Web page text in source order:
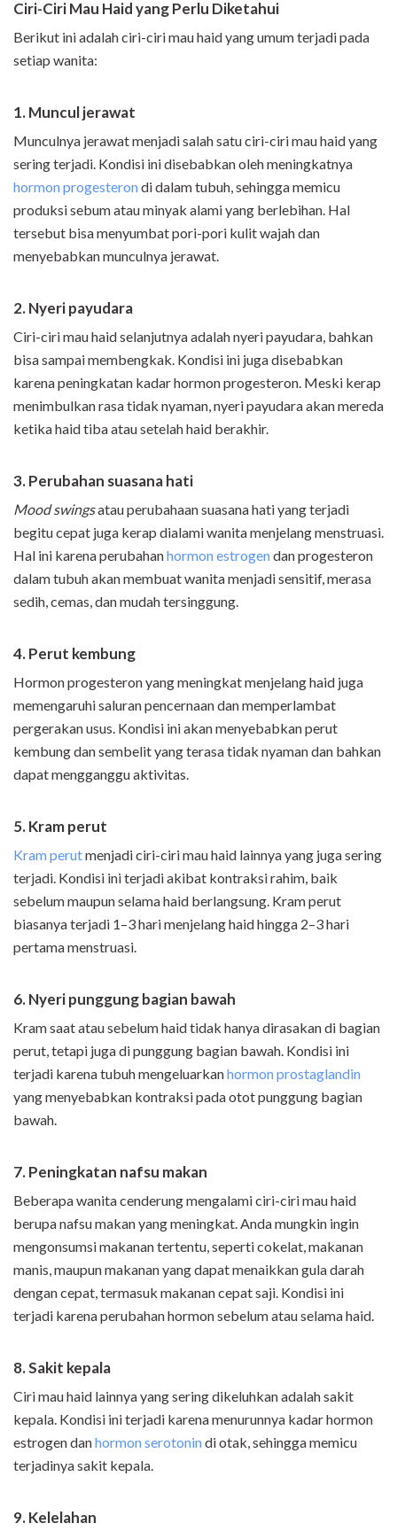
Ciri-Ciri Mau Haid yang Perlu Diketahui
Berikut ini adalah ciri-ciri mau haid yang umum terjadi pada
setiap wanita:
1. Muncul jerawat
Munculnya jerawat menjadi salah satu ciri-ciri mau haid yang
sering terjadi. Kondisi ini disebabkan oleh meningkatnya
hormon progesterondi dalam tubuh, sehingga memicu
produksi sebum atau minyak alami yang berlebihan. Hal
tersebut bisa menyumbat pori-pori kulit wajah dan
menyebabkan munculnya jerawat.
2. Nyeri payudara
Ciri-ciri mau haid selanjutnya adalah nyeri payudara, bahkan
bisa sampai membengkak. Kondisi ini juga disebabkan
karena peningkatan kadar hormon progesteron. Meski kerap
menimbulkan rasa tidak nyaman, nyeri payudara akan mereda
ketika haid tiba atau setelah haid berakhir.
3. Perubahan suasana hati
Mood swingsatau perubahaan suasana hati yang terjadi
begitu cepat juga kerap dialami wanita menjelang menstruasi.
Hal ini karena perubahanhormon estrogendan progesteron
dalam tubuh akan membuat wanita menjadi sensitif, merasa
sedih, cemas, dan mudah tersinggung.
4. Perut kembung
Hormon progesteron yang meningkat menjelang haid juga
memengaruhi saluran pencernaan dan memperlambat
pergerakan usus. Kondisi ini akan menyebabkan perut
kembung dan sembelit yang terasa tidak nyaman dan bahkan
dapat mengganggu aktivitas.
5. Kram perut
Kram perutmenjadi ciri-ciri mau haid lainnya yang juga sering
terjadi. Kondisi ini terjadi akibat kontraksi rahim, baik
sebelum maupun selama haid berlangsung. Kram perut
biasanya terjadi 1–3 hari menjelang haid hingga 2–3 hari
pertama menstruasi.
6. Nyeri punggung bagian bawah
Kram saat atau sebelum haid tidak hanya dirasakan di bagian
perut, tetapi juga di punggung bagian bawah. Kondisi ini
terjadi karena tubuh mengeluarkanhormon prostaglandin
yang menyebabkan kontraksi pada otot punggung bagian
bawah.
7. Peningkatan nafsu makan
Beberapa wanita cenderung mengalami ciri-ciri mau haid
berupa nafsu makan yang meningkat. Anda mungkin ingin
mengonsumsi makanan tertentu, seperti cokelat, makanan
manis, maupun makanan yang dapat menaikkan gula darah
dengan cepat, termasuk makanan cepat saji. Kondisi ini
terjadi karena perubahan hormon sebelum atau selama haid.
8. Sakit kepala
Ciri mau haid lainnya yang sering dikeluhkan adalah sakit
kepala. Kondisi ini terjadi karena menurunnya kadar hormon
estrogen danhormon serotonindi otak, sehingga memicu
terjadinya sakit kepala.
9. Kelelahan